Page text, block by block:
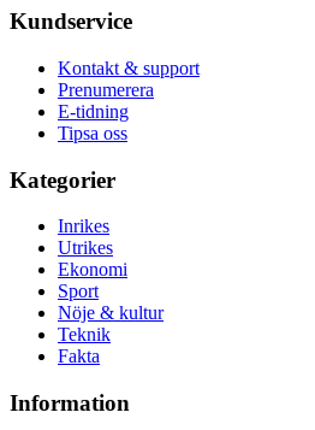
Kundservice
Kontakt & support
Prenumerera
E-tidning
Tipsa oss
Kategorier
Inrikes
Utrikes
Ekonomi
Sport
Nöje & kultur
Teknik
Fakta
Information